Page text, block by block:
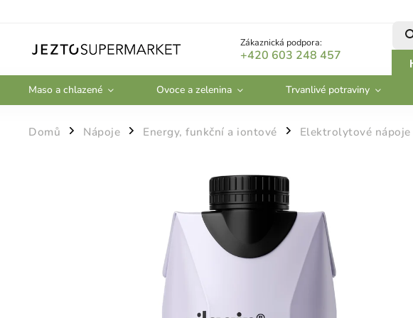
Zákaznická podpora:
+420 603 248 457
Maso a chlazené Ovoce a zelenina Trvanlivé potraviny
Domů / Nápoje / Energy, funkční a iontové / Elektrolytové nápoje